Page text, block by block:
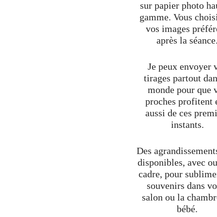
sur papier photo
gamme. Vous
vos images
après la
Je peux envoyer
tirages partout
monde pour que
proches profitent
aussi de ces
instants.
Des
disponibles, avec
cadre, pour
souvenirs dans
salon ou la
bébé.